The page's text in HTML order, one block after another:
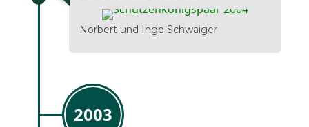
Norbert und Inge Schwaiger
2003